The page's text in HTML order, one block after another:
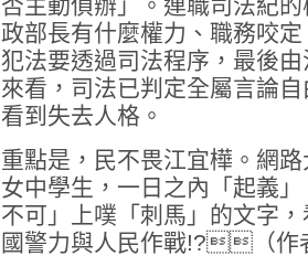
政部長有什麼權力、職務咬
犯法要透過司法程序，最後
來看，司法已判定全屬言論
看到失去人格。
重點是，民不畏江宜樺。網
女中學生，一日之內「起義
不可」上噗「刺馬」的文字
國警力與人民作戰!?（作